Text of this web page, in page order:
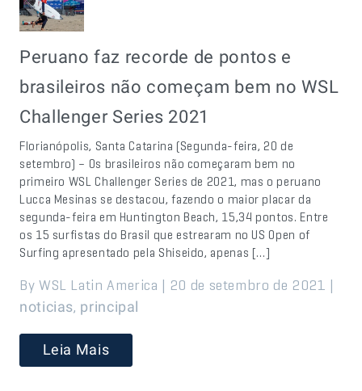
Peruano faz recorde de pontos e
brasileiros não começam bem no WSL
Challenger Series 2021
Florianópolis, Santa Catarina (Segunda-feira, 20 de
setembro) – Os brasileiros não começaram bem no
primeiro WSL Challenger Series de 2021, mas o peruano
Lucca Mesinas se destacou, fazendo o maior placar da
segunda-feira em Huntington Beach, 15,34 pontos. Entre
os 15 surfistas do Brasil que estrearam no US Open of
Surfing apresentado pela Shiseido, apenas […]
By WSL Latin America | 20 de setembro de 2021 |
noticias, principal
Leia Mais